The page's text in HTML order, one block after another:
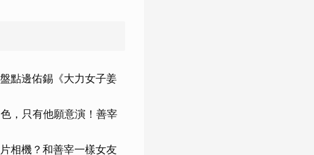
點邊佑錫《大力女子姜
，只有他願意演！善宰
相機？和善宰一樣女友